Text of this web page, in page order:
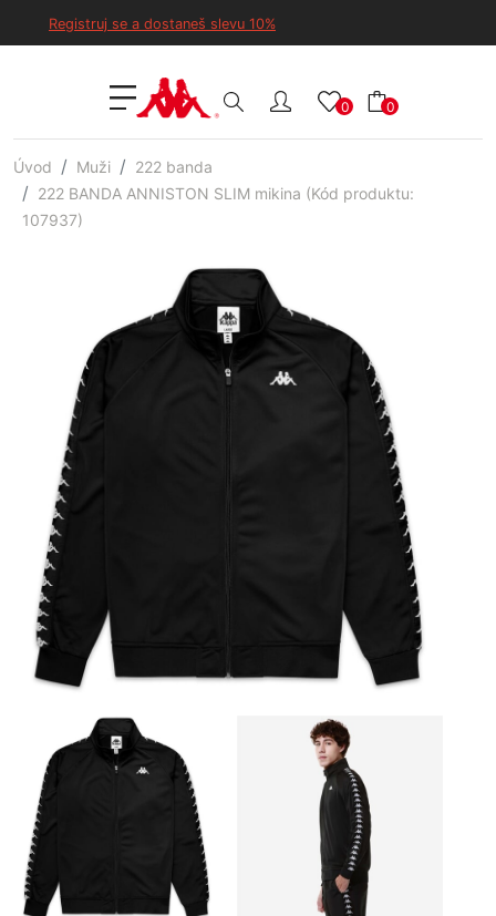
Registruj se a dostaneš slevu 10%
0 0
Úvod Muži
222 banda
222 BANDA ANNISTON SLIM mikina (Kód produktu:
107937)